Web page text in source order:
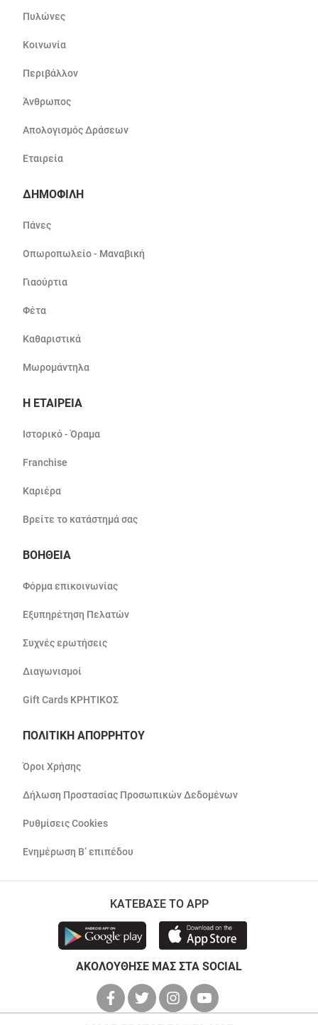
Πυλώνες
Κοινωνία
Περιβάλλον
Άνθρωπος
Απολογισμός Δράσεων
Εταιρεία
ΔΗΜΟΦΙΛΗ
Πάνες
Οπωροπωλείο - Μαναβική
Γιαούρτια
Φέτα
Καθαριστικά
Μωρομάντηλα
Η ΕΤΑΙΡΕΙΑ
Ιστορικό - Όραμα
Franchise
Καριέρα
Βρείτε το κατάστημά σας
ΒΟΗΘΕΙΑ
Φόρμα επικοινωνίας
Εξυπηρέτηση Πελατών
Συχνές ερωτήσεις
Διαγωνισμοί
Gift Cards ΚΡΗΤΙΚΟΣ
ΠΟΛΙΤΙΚΗ ΑΠΟΡΡΗΤΟΥ
Όροι Χρήσης
Δήλωση Προστασίας Προσωπικών Δεδομένων
Ρυθμίσεις Cookies
Ενημέρωση Β’ επιπέδου
ΚΑΤΕΒΑΣΕ ΤΟ APP
ΑΚΟΛΟΥΘΗΣΕ ΜΑΣ ΣΤΑ SOCIAL